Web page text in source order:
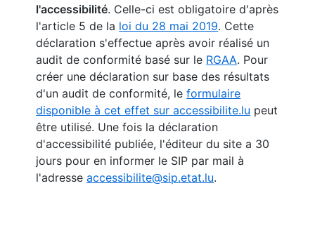
l'accessibilité. Celle-ci est obligatoire d'après
l'article 5 de la loi du 28 mai 2019. Cette
déclaration s'effectue après avoir réalisé un
audit de conformité basé sur le RGAA. Pour
créer une déclaration sur base des résultats
d'un audit de conformité, leformulaire
disponible à cet effet sur accessibilite.lu peut
être utilisé. Une fois la déclaration
d'accessibilité publiée, l'éditeur du site a 30
jours pour en informer le SIP par mail à
l'adresseaccessibilite@sip.etat.lu.